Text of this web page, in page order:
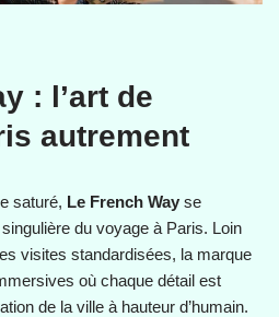
: l’art de
autrement
saturé, Le French Way se
du voyage à Paris. Loin
visites standardisées, la marque
où chaque détail est
de la ville à hauteur d’humain.